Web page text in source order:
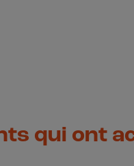
qui ont